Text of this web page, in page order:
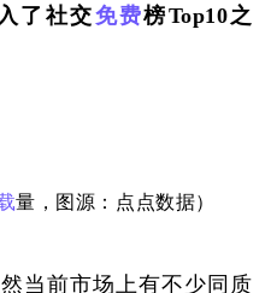
了社交免费榜Top10之
量，图源：点点数据）
当前市场上有不少同质